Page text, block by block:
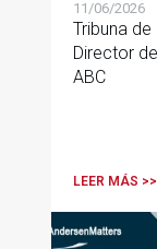
11/06/2026
Tribuna
Director
ABC
LEER MÁS >>